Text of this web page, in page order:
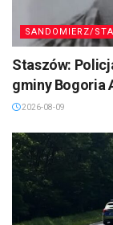
SANDOMIERZ/
Staszów:
gminy Bogoria
2026-08-09